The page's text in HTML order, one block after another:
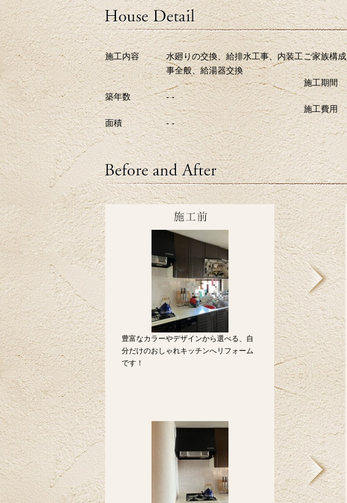
施工内容
水廻りの交換、給排水工事、内装工
事全般、給湯器交換
築年数 - -
面積 - -
ご家族構成
施工期間
施工費用
豊富なカラーやデザインから選べる、自
分だけのおしゃれキッチンへリフォーム
です！